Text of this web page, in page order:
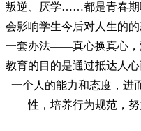
叛逆、厌学……都是青春期
会影响学生今后对人生的
一套办法——真心换真心，
教育的目的是通过抵达人
一个人的能力和态度，进
性，培养行为规范，